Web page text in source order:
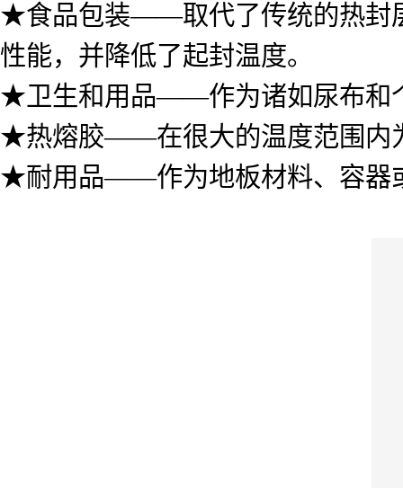
★食品包装——取代了传统的热封
性能，并降低了起封温度。
★卫生和用品——作为诸如尿布和
★热熔胶——在很大的温度范围内
★耐用品——作为地板材料、容器